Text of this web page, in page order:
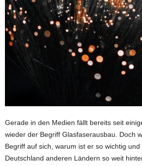
Gerade in den Medien fällt bereits seit
wieder der Begriff Glasfaserausbau. Doch
Begriff auf sich, warum ist er so wichtig
Deutschland anderen Ländern so weit